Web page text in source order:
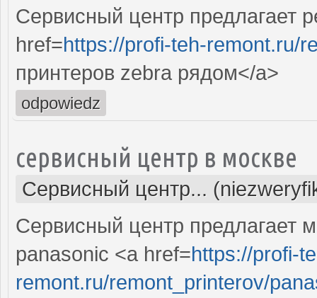
Сервисный центр предлагает
href=https://profi-teh-remont.ru/
принтеров zebra рядом</a>
odpowiedz
сервисный центр в москве
Сервисный центр...
Сервисный центр предлагает
panasonic <a href=https://profi-
remont.ru/remont_printerov/